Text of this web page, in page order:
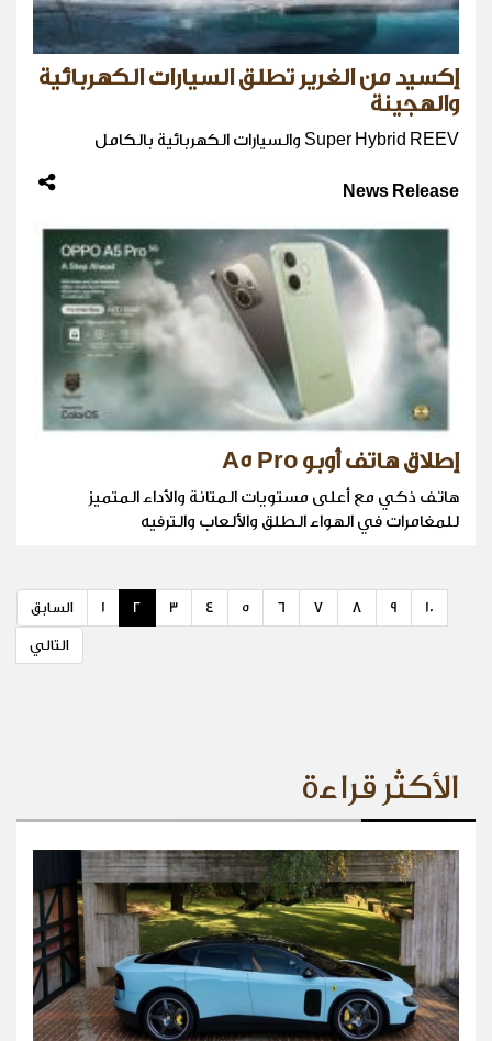
إكسيد من الغرير تطلق السيارات الكهربائية
والهجينة
Super Hybrid REEV والسيارات الكهربائية بالكامل
News Release
إطلاق هاتف أوبو A5 Pro
هاتف ذكي مع أعلى مستويات المتانة والأداء المتميز
للمغامرات في الهواء الطلق والألعاب والترفيه
السابق 1 2 3 4 5 6 7 8 9 10
التالي
الأكثر قراءة